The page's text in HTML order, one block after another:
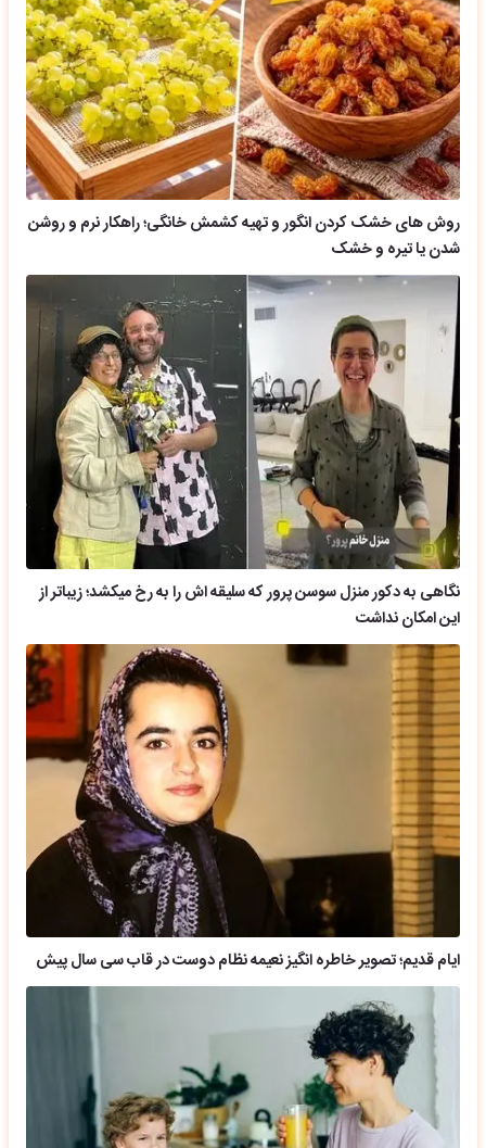
روش های خشک کردن انگور و تهیه کشمش خانگی؛ راهکار نرم و روشن
شدن یا تیره و خشک
نگاهی به دکور منزل سوسن پرور که سلیقه اش را به رخ میکشد؛ زیباتر از
این امکان نداشت
ایام قدیم؛ تصویر خاطره انگیز نعیمه نظام دوست در قاب سی سال پیش